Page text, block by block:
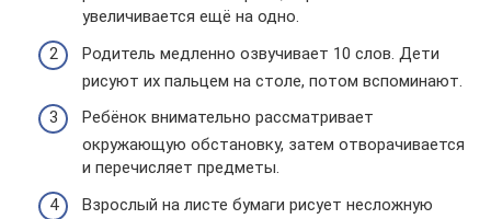
увеличивается ещё на одно.
Родитель медленно озвучивает 10 слов. Дети
рисуют их пальцем на столе, потом вспоминают.
Ребёнок внимательно рассматривает
окружающую обстановку, затем отворачивается
и перечисляет предметы.
Взрослый на листе бумаги рисует несложную